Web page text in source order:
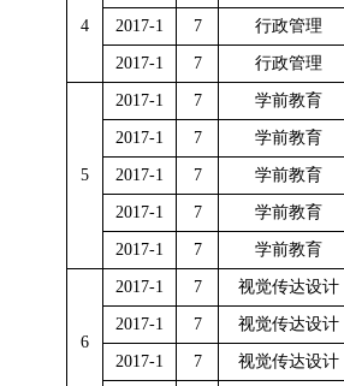
4 2017-1 7 行政管理
2017-1 7 行政管理
5
2017-1 7 学前教育
2017-1 7 学前教育
2017-1 7 学前教育
2017-1 7 学前教育
2017-1 7 学前教育
6
2017-1 7 视觉传达设计
2017-1 7 视觉传达设计
2017-1 7 视觉传达设计